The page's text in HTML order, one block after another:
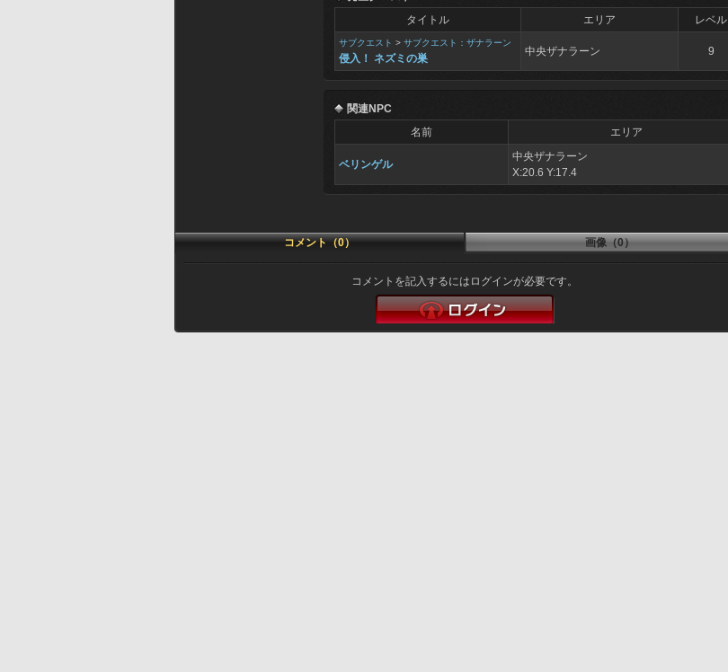
タイトル
エリア レベル
サブクエスト > サブクエスト：ザナラーン
侵入！ ネズミの巣
中央ザナラーン 9
関連NPC
名前
エリア
ベリンゲル
中央ザナラーン
X:20.6 Y:17.4
コメント（0） 画像（0）
コメントを記入するにはログインが必要です。